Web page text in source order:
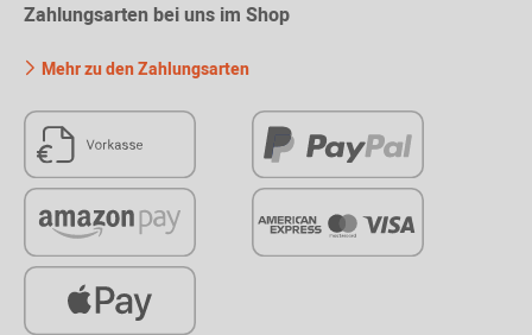
Zahlungsarten bei uns im Shop
Mehr zu den Zahlungsarten